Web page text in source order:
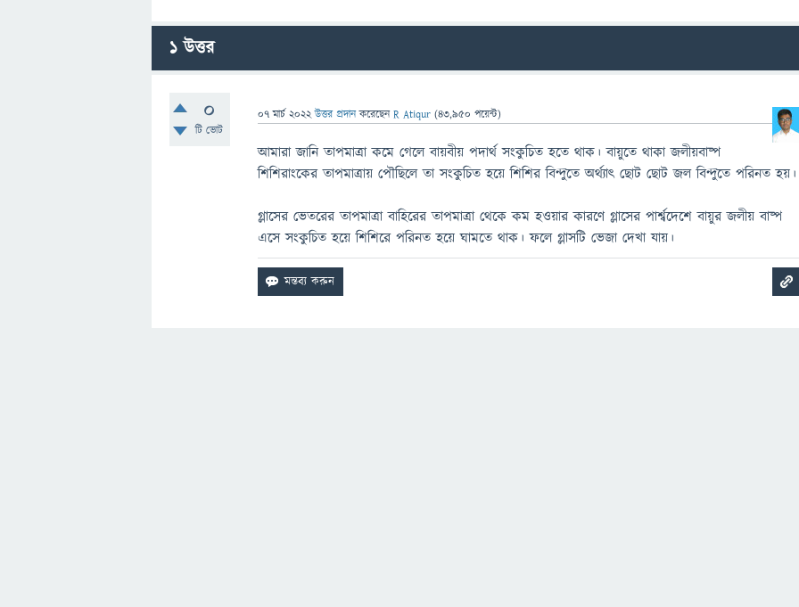
1উত্তর
0
টি ভোট
07 মার্চ 2022 উত্তর প্রদান করেছেনR Atiqur (43,950 পয়েন্ট)
আমারা জানি তাপমাত্রা কমে গেলে বায়বীয় পদার্থ সংকুচিত হতে থাক। বায়ুতে থাকা জলীয়বাষ্প
শিশিরাংকের তাপমাত্রায় পৌছিলে তা সংকুচিত হয়ে শিশির বিন্দুতে অর্থ্যাৎ ছোট ছোট জল বিন্দুতে পরিনত হয়।
গ্লাসের ভেতরের তাপমাত্রা বাহিরের তাপমাত্রা থেকে কম হওয়ার কারণে গ্লাসের পার্শ্বদেশে বায়ুর জলীয় বাষ্প
এসে সংকুচিত হয়ে শিশিরে পরিনত হয়ে ঘামতে থাক। ফলে গ্লাসটি ভেজা দেখা যায়।